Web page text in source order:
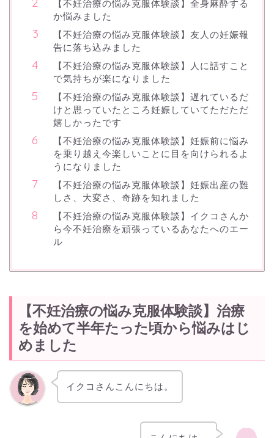
【不妊治療の悩み克服体験談】全身麻酔する
か悩みました
【不妊治療の悩み克服体験談】友人の妊娠報
告に落ち込みました
【不妊治療の悩み克服体験談】人に話すこと
で気持ちが楽になりました
【不妊治療の悩み克服体験談】遅れているだ
けと思っていたところ妊娠していてただただ
嬉しかったです
【不妊治療の悩み克服体験談】妊娠前に悩み
を乗り越え今楽しいことに目を向けられるよ
うになりました
【不妊治療の悩み克服体験談】妊娠出産の難
しさ、大変さ、奇跡を知れました
【不妊治療の悩み克服体験談】イクコさんか
ら今不妊治療を頑張っているあなたへのエー
ル
【不妊治療の悩み克服体験談】治療
を始めて半年たった頃から悩みはじ
めました
イクコさんこんにちは。